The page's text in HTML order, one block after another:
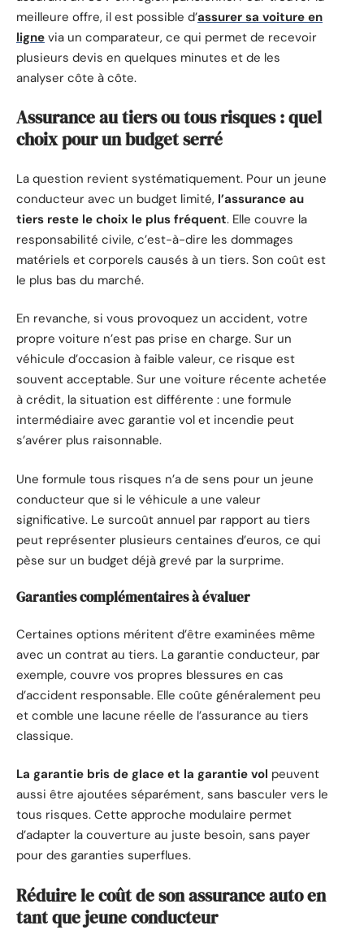
meilleure offre, il est possible d’assurer sa voiture en
ligne via un comparateur, ce qui permet de recevoir
plusieurs devis en quelques minutes et de les
analyser côte à côte.
Assurance au tiers ou tous risques : quel
choix pour un budget serré
La question revient systématiquement. Pour un jeune
conducteur avec un budget limité, l’assurance au
tiers reste le choix le plus fréquent. Elle couvre la
responsabilité civile, c’est-à-dire les dommages
matériels et corporels causés à un tiers. Son coût est
le plus bas du marché.
En revanche, si vous provoquez un accident, votre
propre voiture n’est pas prise en charge. Sur un
véhicule d’occasion à faible valeur, ce risque est
souvent acceptable. Sur une voiture récente achetée
à crédit, la situation est différente : une formule
intermédiaire avec garantie vol et incendie peut
s’avérer plus raisonnable.
Une formule tous risques n’a de sens pour un jeune
conducteur que si le véhicule a une valeur
significative. Le surcoût annuel par rapport au tiers
peut représenter plusieurs centaines d’euros, ce qui
pèse sur un budget déjà grevé par la surprime.
Garanties complémentaires à évaluer
Certaines options méritent d’être examinées même
avec un contrat au tiers. La garantie conducteur, par
exemple, couvre vos propres blessures en cas
d’accident responsable. Elle coûte généralement peu
et comble une lacune réelle de l’assurance au tiers
classique.
La garantie bris de glace et la garantie vol peuvent
aussi être ajoutées séparément, sans basculer vers le
tous risques. Cette approche modulaire permet
d’adapter la couverture au juste besoin, sans payer
pour des garanties superflues.
Réduire le coût de son assurance auto en
tant que jeune conducteur